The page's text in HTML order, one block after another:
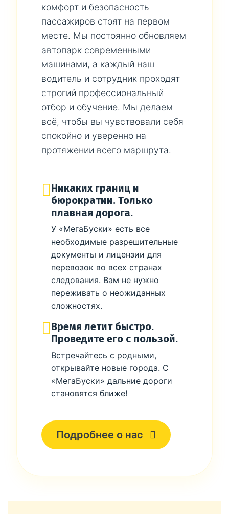
комфорт и безопасность
пассажиров стоят на первом
месте. Мы постоянно обновляем
автопарк современными
машинами, а каждый наш
водитель и сотрудник проходят
строгий профессиональный
отбор и обучение. Мы делаем
всё, чтобы вы чувствовали себя
спокойно и уверенно на
протяжении всего маршрута.
Никаких границ и
бюрократии. Только
плавная дорога.
У «МегаБуски» есть все
необходимые разрешительные
документы и лицензии для
перевозок во всех странах
следования. Вам не нужно
переживать о неожиданных
сложностях.
Время летит быстро.
Проведите его с пользой.
Встречайтесь с родными,
открывайте новые города. С
«МегаБуски» дальние дороги
становятся ближе!
Подробнее о нас